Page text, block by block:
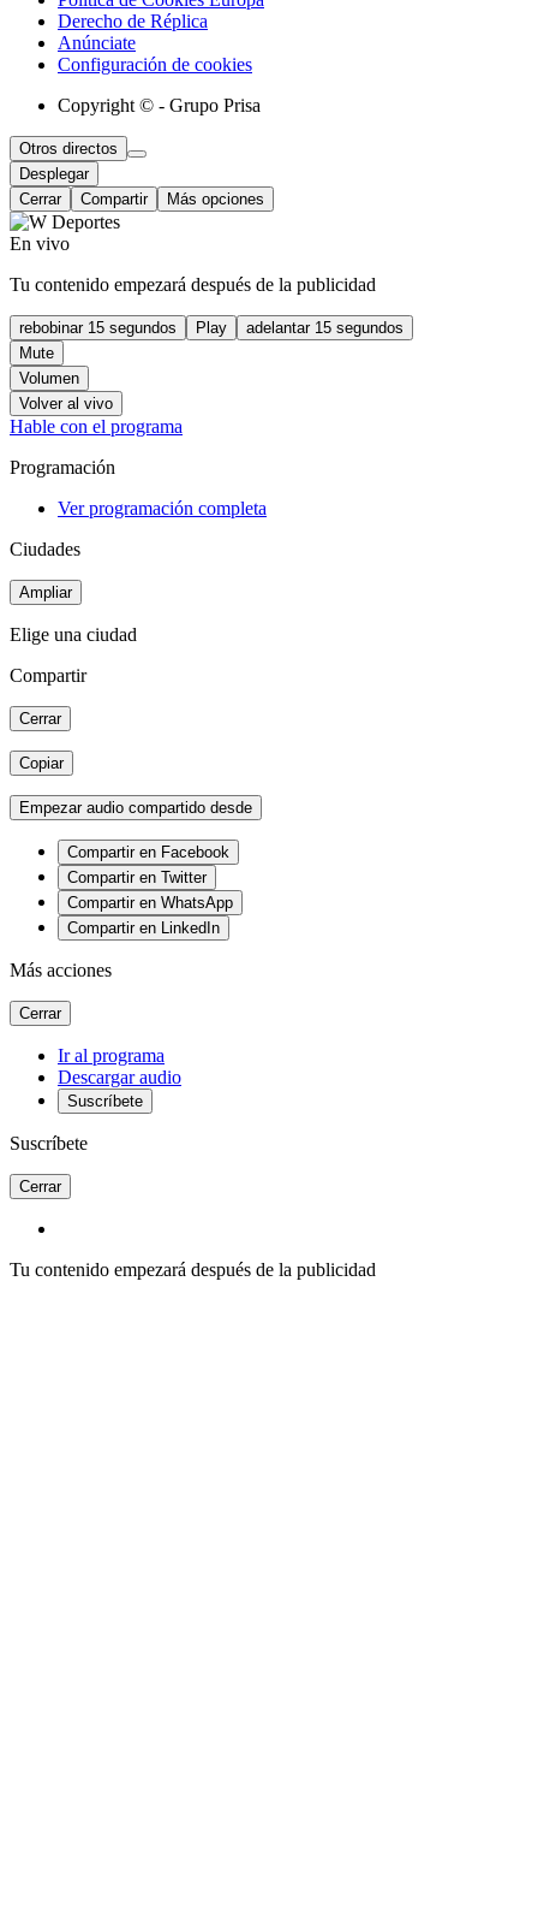
Derecho de Réplica
Anúnciate
Configuración de cookies
Copyright © - Grupo Prisa
Otros directos
Desplegar
Cerrar
Compartir Más opciones
En vivo
Tu contenido empezará después de la publicidad
rebobinar 15 segundos Play
adelantar 15 segundos
Mute
Volumen
Volver al vivo
Hable con el programa
Programación
Ver programación completa
Ciudades
Ampliar
Elige una ciudad
Compartir
Cerrar
Copiar
Empezar audio compartido desde
Compartir en Facebook
Compartir en Twitter
Compartir en WhatsApp
Compartir en LinkedIn
Más acciones
Cerrar
Ir al programa
Descargar audio
Suscríbete
Suscríbete
Cerrar
Tu contenido empezará después de la publicidad